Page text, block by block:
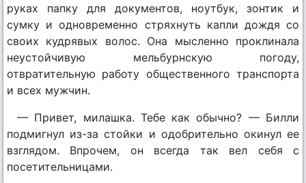
руках папку для документов, ноутбук, зонтик и
сумку и одновременно стряхнуть капли дождя со
своих кудрявых волос. Она мысленно проклинала
неустойчивую мельбурнскую погоду,
отвратительную работу общественного транспорта
и всех мужчин.
— Привет, милашка. Тебе как обычно? — Билли
подмигнул из-за стойки и одобрительно окинул ее
взглядом. Впрочем, он всегда так вел себя с
посетительницами.